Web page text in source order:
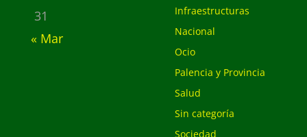
31
« Mar
Infraestructuras
Nacional
Ocio
Palencia y Provincia
Salud
Sin categoría
Sociedad